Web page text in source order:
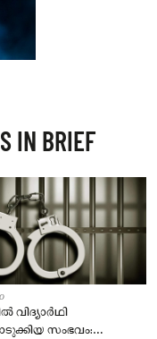
IN BRIEF
വിദ്യാർഥി
സംഭവം: